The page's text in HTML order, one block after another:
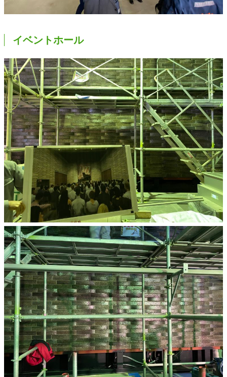
イベントホール